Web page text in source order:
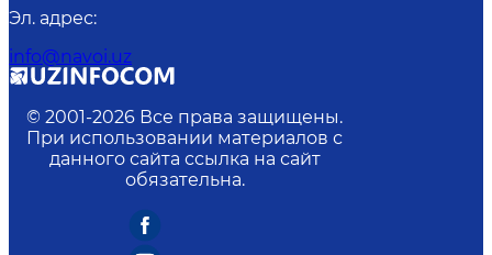
Эл. адрес:
info@navoi.uz
© 2001-2026 Все права защищены.
При использовании материалов с
данного сайта ссылка на сайт
обязательна.